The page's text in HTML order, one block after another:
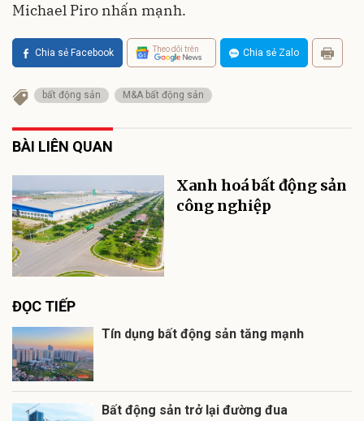
Michael Piro nhấn mạnh.
Chia sẻ Facebook Theo dõi trên Chia sẻ Zalo
bất động sản M&A bất động sản
BÀI LIÊN QUAN
Xanh hoá bất động sản
công nghiệp
ĐỌC TIẾP
Tín dụng bất động sản tăng mạnh
Bất động sản trở lại đường đua